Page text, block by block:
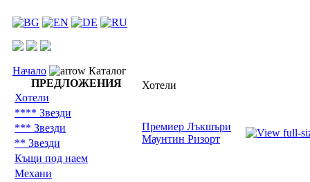
Начало
Каталог
ПРЕДЛОЖЕНИЯ
Хотели
**** Звезди
*** Звезди
** Звезди
Къщи под наем
Механи
Хотели
Премиер Лъкшъри
Маунтин Ризорт